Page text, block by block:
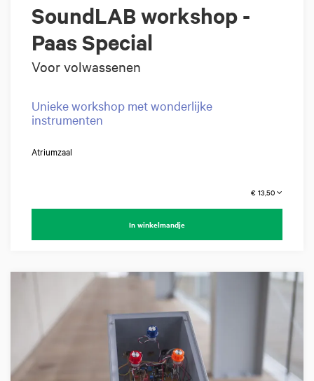
SoundLAB workshop -
Paas Special
Voor volwassenen
Unieke workshop met wonderlijke
instrumenten
Atriumzaal
€ 13,50
In winkelmandje